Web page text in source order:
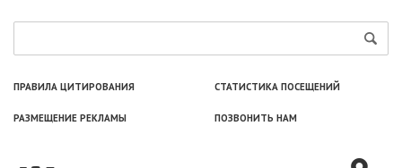
ПРАВИЛА ЦИТИРОВАНИЯ СТАТИСТИКА ПОСЕЩЕНИЙ
РАЗМЕЩЕНИЕ РЕКЛАМЫ ПОЗВОНИТЬ НАМ